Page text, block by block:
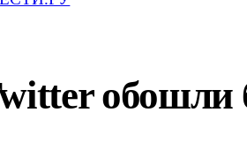
обошли